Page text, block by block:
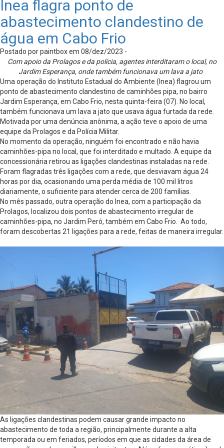
Inea flagra ponto de
abastecimento clandestino de
água em Cabo Frio
Postado por paintbox em 08/dez/2023 -
Com apoio da Prolagos e da polícia, agentes interditaram o local, no
Jardim Esperança, onde também funcionava um lava a jato
Uma operação do Instituto Estadual do Ambiente (Inea) flagrou um
ponto de abastecimento clandestino de caminhões pipa, no bairro
Jardim Esperança, em Cabo Frio, nesta quinta-feira (07). No local,
também funcionava um lava a jato que usava água furtada da rede.
Motivada por uma denúncia anônima, a ação teve o apoio de uma
equipe da Prolagos e da Polícia Militar.
No momento da operação, ninguém foi encontrado e não havia
caminhões-pipa no local, que foi interditado e multado. A equipe da
concessionária retirou as ligações clandestinas instaladas na rede.
Foram flagradas três ligações com a rede, que desviavam água 24
horas por dia, ocasionando uma perda média de 100 mil litros
diariamente, o suficiente para atender cerca de 200 famílias.
No mês passado, outra operação do Inea, com a participação da
Prolagos, localizou dois pontos de abastecimento irregular de
caminhões-pipa, no Jardim Peró, também em Cabo Frio. Ao todo,
foram descobertas 21 ligações para a rede, feitas de maneira irregular.
As ligações clandestinas podem causar grande impacto no
abastecimento de toda a região, principalmente durante a alta
temporada ou em feriados, períodos em que as cidades da área de